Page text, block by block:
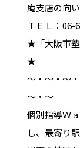
庵支店の向い
ＴＥＬ：06-
★「大阪市塾
★
～・～・～
～・～
個別指導Ｗ
し、最寄り